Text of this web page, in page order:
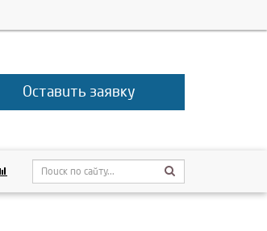
Оставить заявку